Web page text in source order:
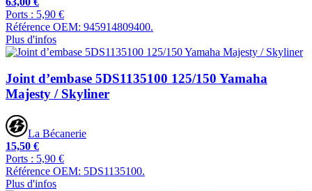
Ports : 5,90 €
Référence OEM: 945914809400.
Plus d'infos
Joint d’embase 5DS1135100 125/150 Yamaha
Majesty / Skyliner
La Bécanerie
15,50 €
Ports : 5,90 €
Référence OEM: 5DS1135100.
Plus d'infos